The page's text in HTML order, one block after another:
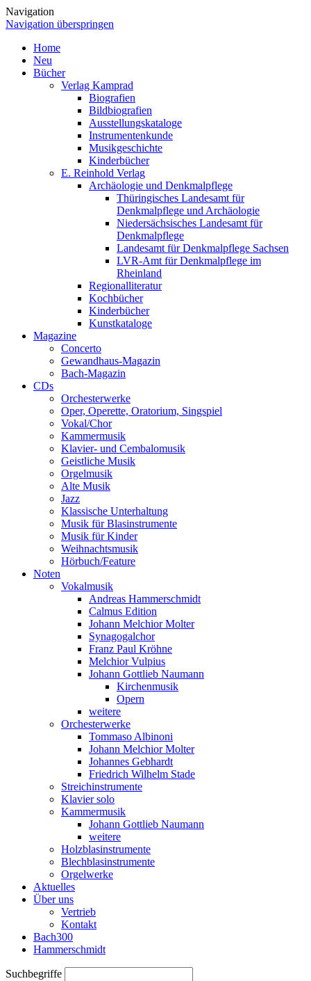
Navigation
Navigation überspringen
Home
Neu
Bücher
Verlag Kamprad
Biografien
Bildbiografien
Ausstellungskataloge
Instrumentenkunde
Musikgeschichte
Kinderbücher
E. Reinhold Verlag
Archäologie und Denkmalpflege
Thüringisches Landesamt für
Denkmalpflege und Archäologie
Niedersächsisches Landesamt für
Denkmalpflege
Landesamt für Denkmalpflege Sachsen
LVR-Amt für Denkmalpflege im
Rheinland
Regionalliteratur
Kochbücher
Kinderbücher
Kunstkataloge
Magazine
Concerto
Gewandhaus-Magazin
Bach-Magazin
CDs
Orchesterwerke
Oper, Operette, Oratorium, Singspiel
Vokal/Chor
Kammermusik
Klavier- und Cembalomusik
Geistliche Musik
Orgelmusik
Alte Musik
Jazz
Klassische Unterhaltung
Musik für Blasinstrumente
Musik für Kinder
Weihnachtsmusik
Hörbuch/Feature
Noten
Vokalmusik
Andreas Hammerschmidt
Calmus Edition
Johann Melchior Molter
Synagogalchor
Franz Paul Kröhne
Melchior Vulpius
Johann Gottlieb Naumann
Kirchenmusik
Opern
weitere
Orchesterwerke
Tommaso Albinoni
Johann Melchior Molter
Johannes Gebhardt
Friedrich Wilhelm Stade
Streichinstrumente
Klavier solo
Kammermusik
Johann Gottlieb Naumann
weitere
Holzblasinstrumente
Blechblasinstrumente
Orgelwerke
Aktuelles
Über uns
Vertrieb
Kontakt
Bach300
Hammerschmidt
Suchbegriffe